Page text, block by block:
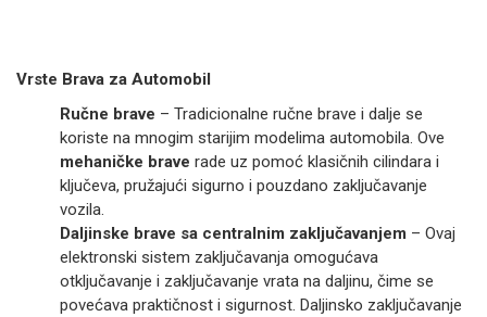
Vrste Brava za Automobil
Ručne brave – Tradicionalne ručne brave i dalje se
koriste na mnogim starijim modelima automobila. Ove
mehaničke brave rade uz pomoć klasičnih cilindara i
ključeva, pružajući sigurno i pouzdano zaključavanje
vozila.
Daljinske brave sa centralnim zaključavanjem – Ovaj
elektronski sistem zaključavanja omogućava
otključavanje i zaključavanje vrata na daljinu, čime se
povećava praktičnost i sigurnost. Daljinsko zaključavanje